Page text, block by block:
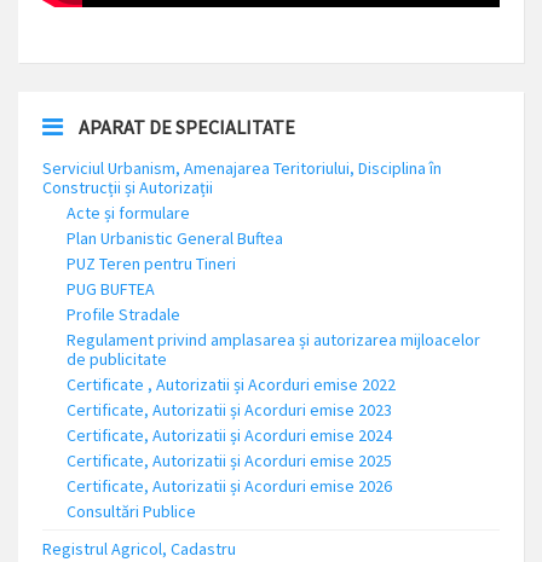
APARAT DE SPECIALITATE
Serviciul Urbanism, Amenajarea Teritoriului, Disciplina în
Construcții și Autorizații
Acte și formulare
Plan Urbanistic General Buftea
PUZ Teren pentru Tineri
PUG BUFTEA
Profile Stradale
Regulament privind amplasarea și autorizarea mijloacelor
de publicitate
Certificate , Autorizatii și Acorduri emise 2022
Certificate, Autorizatii și Acorduri emise 2023
Certificate, Autorizatii și Acorduri emise 2024
Certificate, Autorizatii și Acorduri emise 2025
Certificate, Autorizatii și Acorduri emise 2026
Consultări Publice
Registrul Agricol, Cadastru